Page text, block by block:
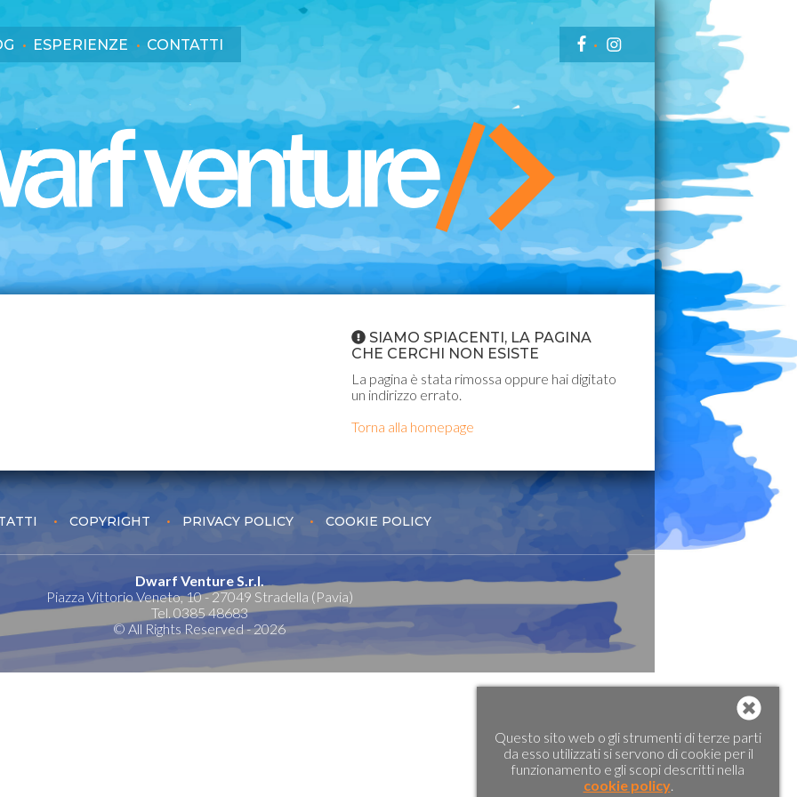
ESPERIENZE CONTATTI
Questo sito web o gli strumenti di terze parti
da esso utilizzati si servono di cookie per il
funzionamento e gli scopi descritti nella
cookie policy.
SIAMO SPIACENTI, LA PAGINA
CHE CERCHI NON ESISTE
La pagina è stata rimossa oppure hai digitato
un indirizzo errato.
Torna alla homepage
COPYRIGHT PRIVACY POLICY COOKIE POLICY
Dwarf Venture S.r.l.
Piazza Vittorio Veneto, 10 - 27049 Stradella (Pavia)
Tel. 0385 48683
© All Rights Reserved - 2026